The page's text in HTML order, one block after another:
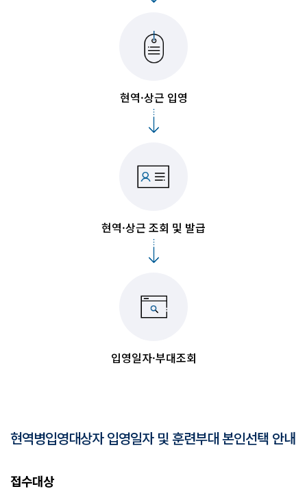
현역·상근 입영
현역·상근 조회 및 발급
입영일자·부대조회
현역병입영대상자 입영일자 및 훈련부대 본인선택 안내
접수대상